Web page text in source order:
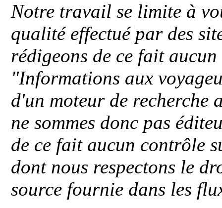
Notre travail se limite à
qualité effectué par des
rédigeons de ce fait
"Informations aux
d'un moteur de recherche
ne sommes donc pas
de ce fait aucun contrôle
dont nous respectons le
source fournie dans les